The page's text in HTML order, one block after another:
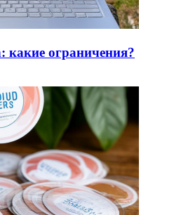
какие ограничения?